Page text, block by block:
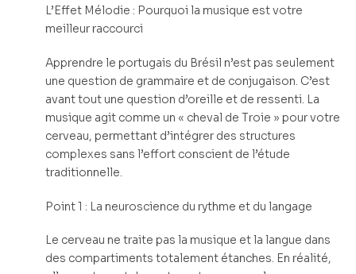
L’Effet Mélodie : Pourquoi la musique est votre
meilleur raccourci
Apprendre le portugais du Brésil n’est pas seulement
une question de grammaire et de conjugaison. C’est
avant tout une question d’oreille et de ressenti. La
musique agit comme un « cheval de Troie » pour votre
cerveau, permettant d’intégrer des structures
complexes sans l’effort conscient de l’étude
traditionnelle.
Point 1 : La neuroscience du rythme et du langage
Le cerveau ne traite pas la musique et la langue dans
des compartiments totalement étanches. En réalité,